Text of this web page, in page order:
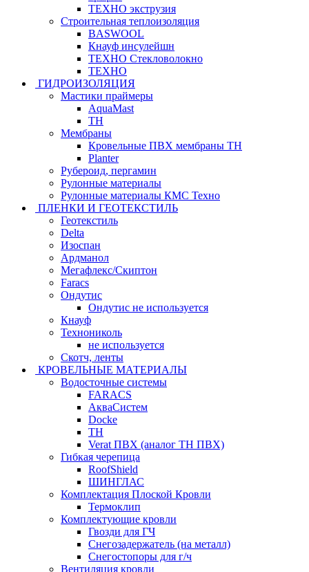
ТЕХНО экструзия
Строительная теплоизоляция
BASWOOL
Кнауф инсулейшн
ТЕХНО Стекловолокно
ТЕХНО
ГИДРОИЗОЛЯЦИЯ
Мастики праймеры
AquaMast
ТН
Мембраны
Кровельные ПВХ мембраны ТН
Planter
Рубероид, пергамин
Рулонные материалы
Рулонные материалы КМС Техно
ПЛЕНКИ И ГЕОТЕКСТИЛЬ
Геотекстиль
Delta
Изоспан
Ардманол
Мегафлекс/Скиптон
Faracs
Ондутис
Ондутис не используется
Кнауф
Технониколь
не используется
Скотч, ленты
КРОВЕЛЬНЫЕ МАТЕРИАЛЫ
Водосточные системы
FARACS
АкваСистем
Docke
ТН
Verat ПВХ (аналог ТН ПВХ)
Гибкая черепица
RoofShield
ШИНГЛАС
Комплектация Плоской Кровли
Термоклип
Комплектующие кровли
Гвозди для ГЧ
Снегозадержатель (на металл)
Снегостопоры для г/ч
Вентиляция кровли